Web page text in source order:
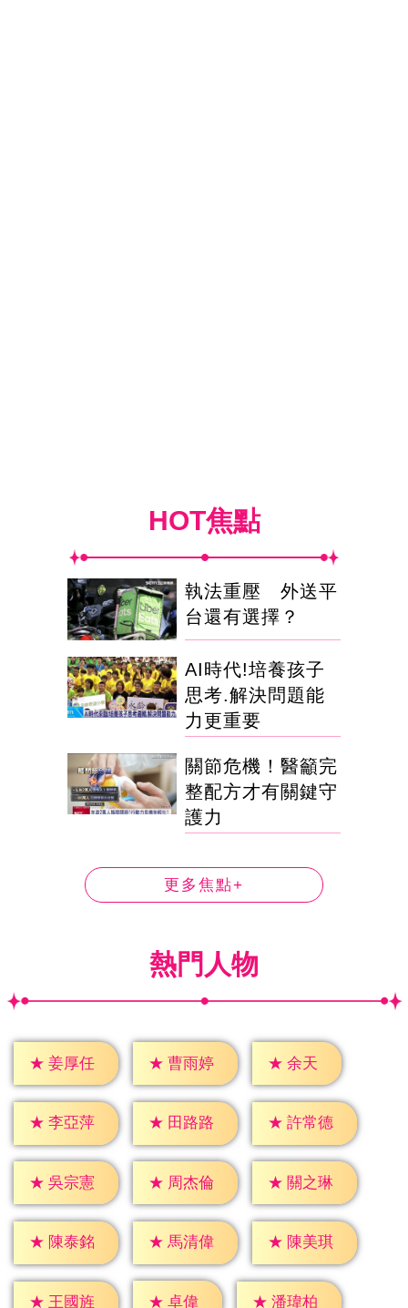
HOT焦點
執法重壓 外送平
台還有選擇？
AI時代!培養孩子
思考.解決問題能
力更重要
關節危機！醫籲完
整配方才有關鍵守
護力
更多焦點+
熱門人物
★ 姜厚任 ★ 曹雨婷 ★ 余天
★ 李亞萍 ★ 田路路 ★ 許常德
★ 吳宗憲 ★ 周杰倫 ★ 關之琳
★ 陳泰銘 ★ 馬清偉 ★ 陳美琪
★ 王國旌 ★ 卓偉 ★ 潘瑋柏